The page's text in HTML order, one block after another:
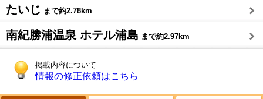
たいじ まで約2.78km
南紀勝浦温泉 ホテル浦島 まで約2.97km
掲載内容について
情報の修正依頼はこちら